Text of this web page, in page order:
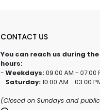
CONTACT US
You can reach us during
hours:
- Weekdays:09:00 AM - 07:00
- Saturday:10:00 AM - 03:00
(Closed on Sundays and